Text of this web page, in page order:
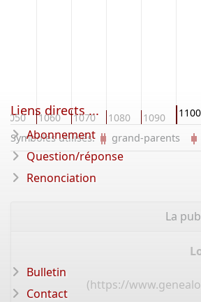
1050 1060 1070 1080 1090 1100
Symboles utilisés: grand-parents
La
(https://
Liens directs ...
Abonnement
Question/réponse
Renonciation
Bulletin
Contact